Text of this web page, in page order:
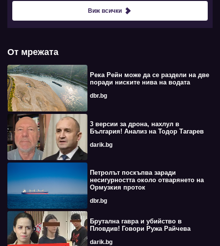
Виж всички
От мрежата
Река Рейн може да се раздели на две
поради ниските нива на водата
dbr.bg
3 версии за дрона, нахлул в
България! Анализ на Тодор Тагарев
darik.bg
Петролът поскъпва заради
несигурността около отварянето на
Ормузкия проток
dbr.bg
Брутална гавра и убийство в
Пловдив! Говори Ружа Райчева
darik.bg